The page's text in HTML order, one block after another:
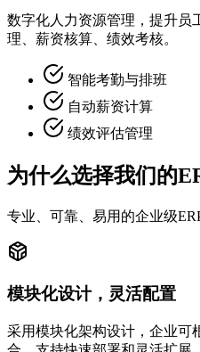
数字化人力资源管理，提升员
理、薪资核算、绩效考核。
智能考勤与排班
自动薪资计算
绩效评估管理
为什么选择我们的
专业、可靠、易用的企业级
模块化设计，灵活配置
采用模块化架构设计，企业可